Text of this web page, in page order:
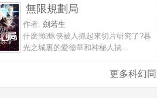
無限規劃局
作者: 劍若生
什麽!蜘蛛俠被人抓起來切片研究了?暮
光之城裏的愛德華和神秘人搞...
更多科幻